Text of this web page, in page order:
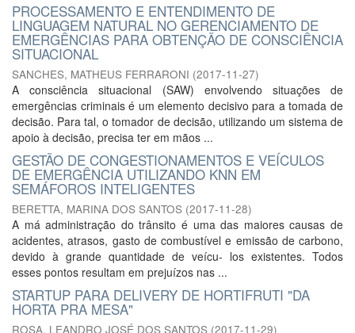
PROCESSAMENTO E ENTENDIMENTO DE
LINGUAGEM NATURAL NO GERENCIAMENTO DE
EMERGÊNCIAS PARA OBTENÇÃO DE CONSCIÊNCIA
SITUACIONAL
SANCHES, MATHEUS FERRARONI (2017-11-27)
A consciência situacional (SAW) envolvendo situações de
emergências criminais é um elemento decisivo para a tomada de
decisão. Para tal, o tomador de decisão, utilizando um sistema de
apoio à decisão, precisa ter em mãos ...
GESTÃO DE CONGESTIONAMENTOS E VEÍCULOS
DE EMERGÊNCIA UTILIZANDO KNN EM
SEMÁFOROS INTELIGENTES
BERETTA, MARINA DOS SANTOS (2017-11-28)
A má administração do trânsito é uma das maiores causas de
acidentes, atrasos, gasto de combustível e emissão de carbono,
devido à grande quantidade de veícu- los existentes. Todos
esses pontos resultam em prejuízos nas ...
STARTUP PARA DELIVERY DE HORTIFRUTI "DA
HORTA PRA MESA"
ROSA, LEANDRO JOSÉ DOS SANTOS (2017-11-29)